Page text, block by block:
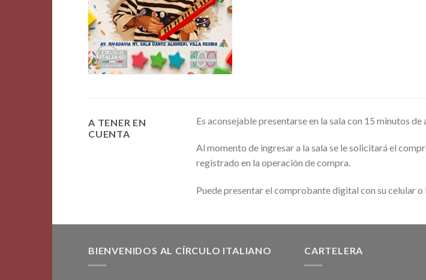
A TENER EN
CUENTA
Es aconsejable presentarse en la sala con 15 minutos
Al momento de ingresar a la sala se le solicitará el
registrado en la operación de compra.
Puede presentar el comprobante digital con su celular
BIENVENIDOS AL CÍRCULO ITALIANO CARTELERA